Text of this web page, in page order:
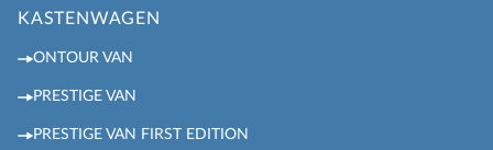
KASTENWAGEN
ONTOUR VAN
PRESTIGE VAN
PRESTIGE VAN FIRST EDITION